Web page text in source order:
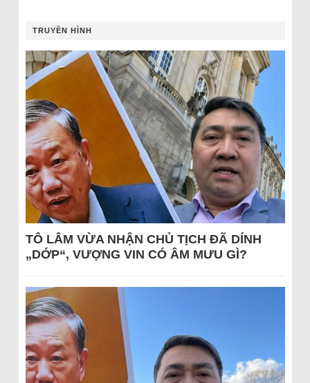
TRUYỀN HÌNH
TÔ LÂM VỪA NHẬN CHỦ TỊCH ĐÃ DÍNH
„DỚP“, VƯỢNG VIN CÓ ÂM MƯU GÌ?